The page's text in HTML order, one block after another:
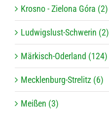
Krosno - Zielona Góra (2)
Ludwigslust-Schwerin (2)
Märkisch-Oderland (124)
Mecklenburg-Strelitz (6)
Meißen (3)